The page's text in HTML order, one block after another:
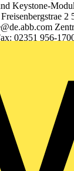
Keystone-
2
02351 956-
Hinweis:
im Inhalt
vor.
keinerlei
sind
fr mehr Platz
Busch-Jaeger